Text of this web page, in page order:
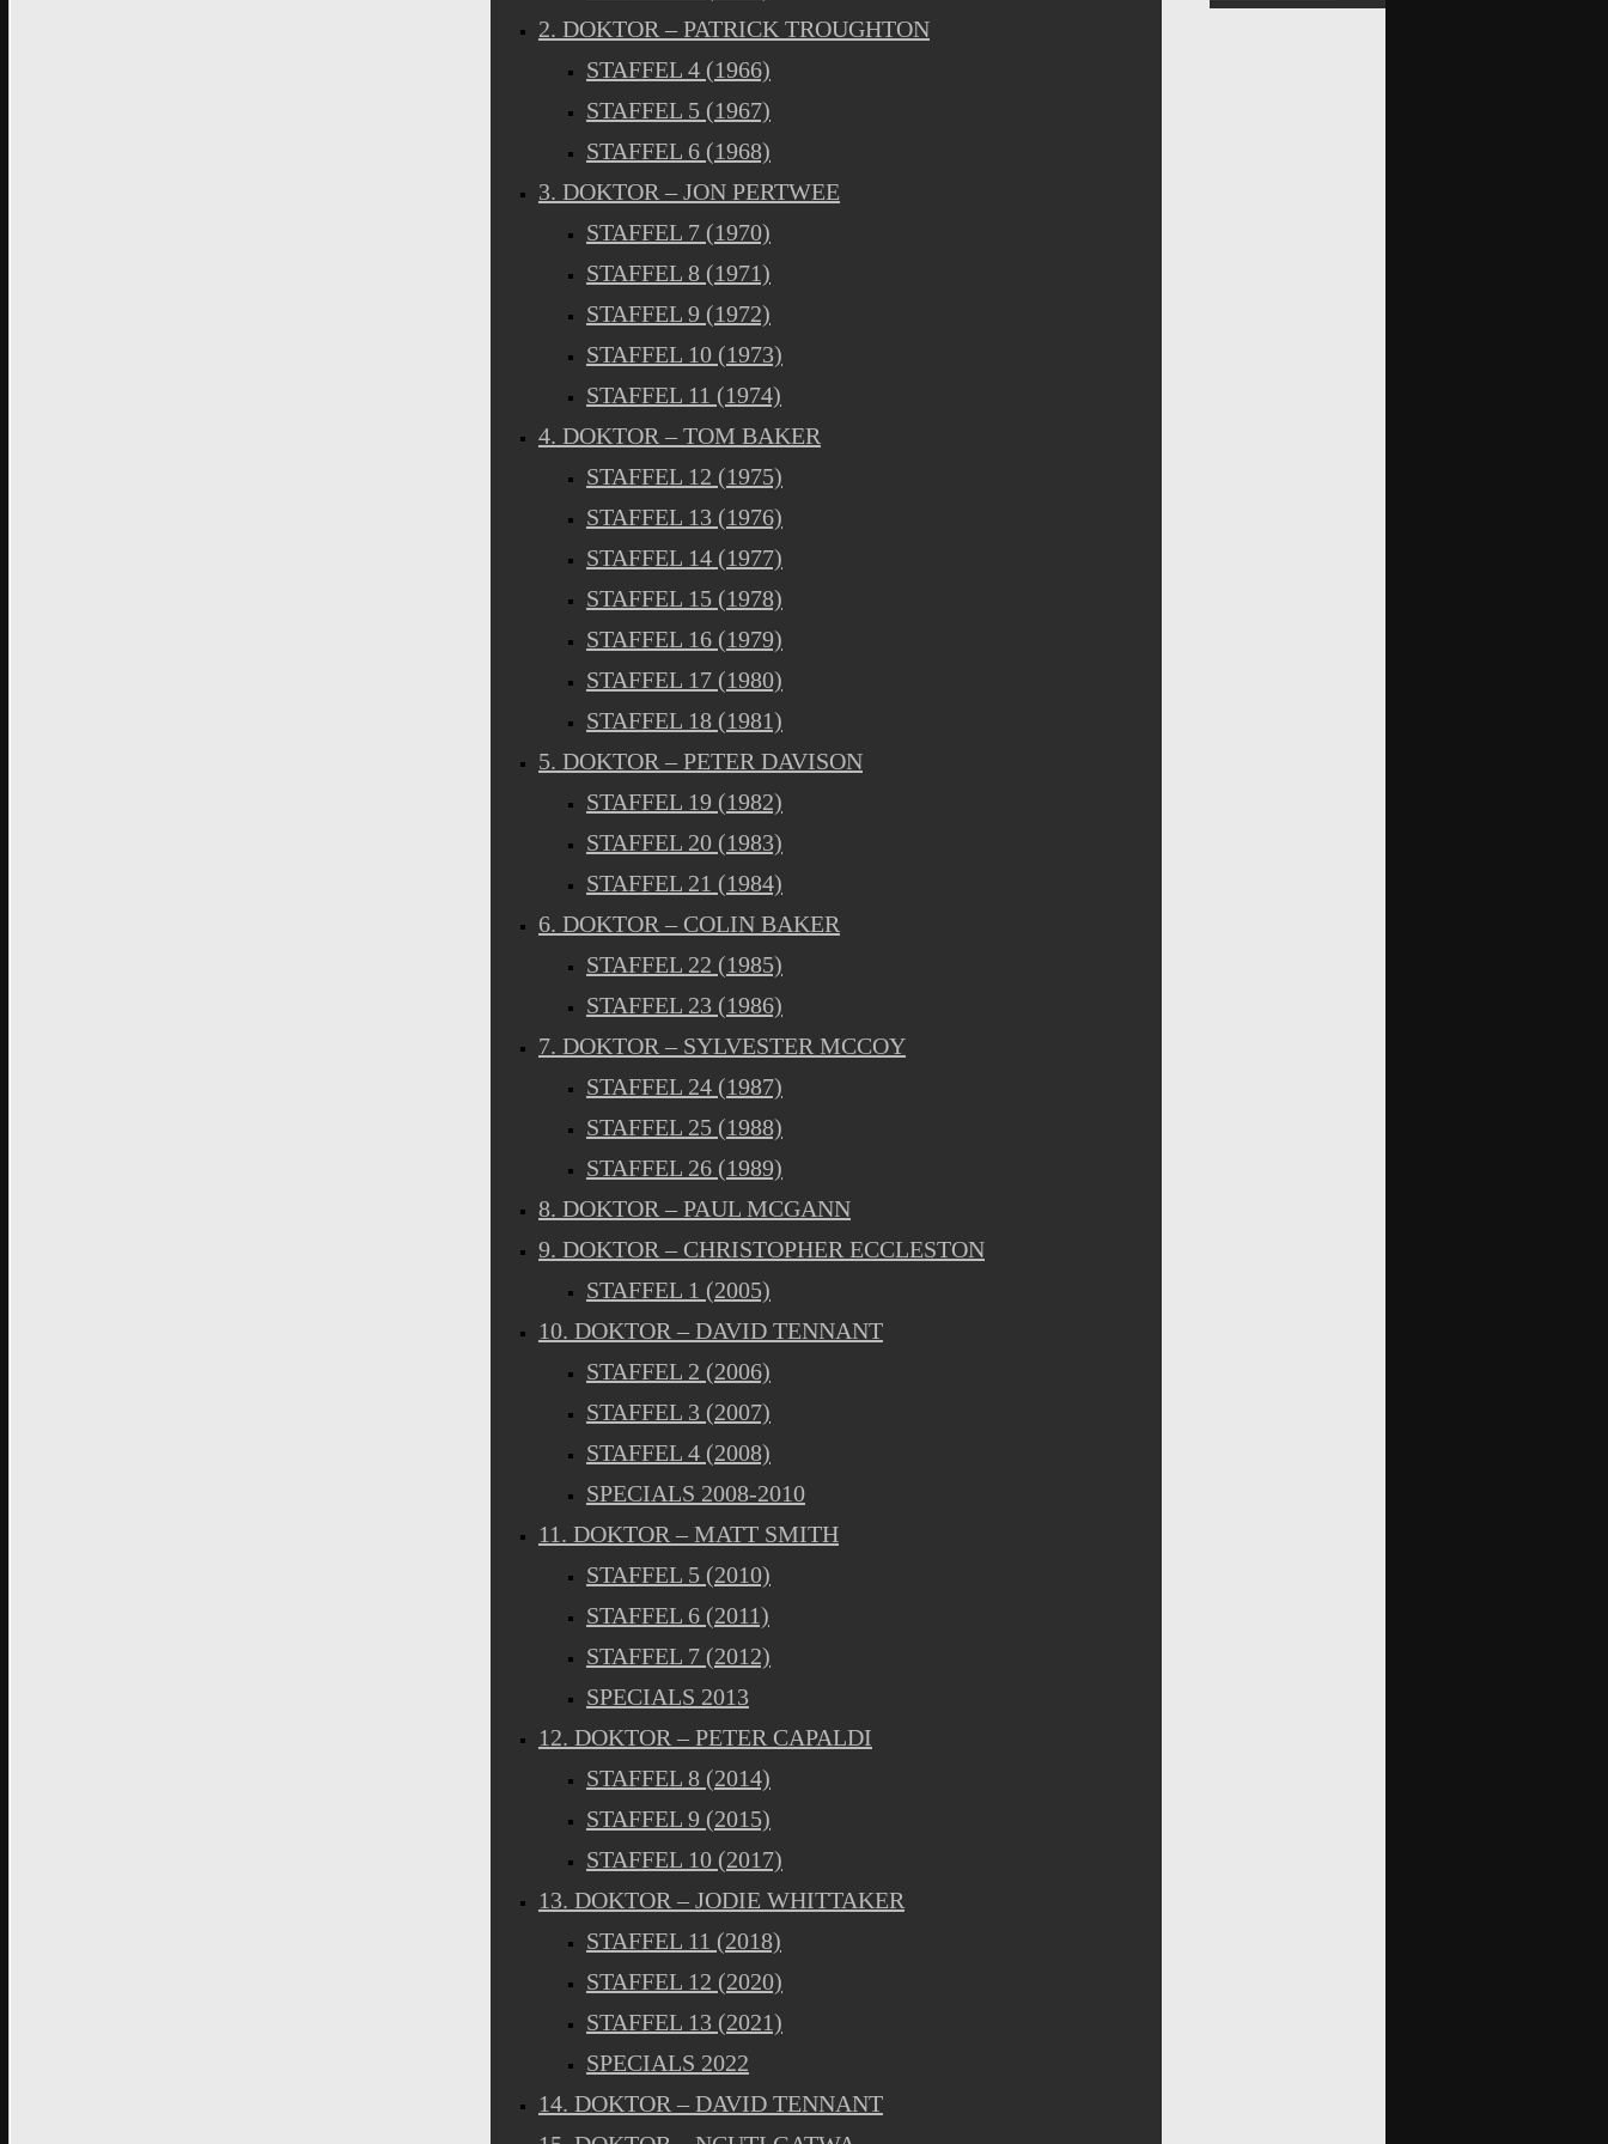
2. DOKTOR – PATRICK TROUGHTON
STAFFEL 4 (1966)
STAFFEL 5 (1967)
STAFFEL 6 (1968)
3. DOKTOR – JON PERTWEE
STAFFEL 7 (1970)
STAFFEL 8 (1971)
STAFFEL 9 (1972)
STAFFEL 10 (1973)
STAFFEL 11 (1974)
4. DOKTOR – TOM BAKER
STAFFEL 12 (1975)
STAFFEL 13 (1976)
STAFFEL 14 (1977)
STAFFEL 15 (1978)
STAFFEL 16 (1979)
STAFFEL 17 (1980)
STAFFEL 18 (1981)
5. DOKTOR – PETER DAVISON
STAFFEL 19 (1982)
STAFFEL 20 (1983)
STAFFEL 21 (1984)
6. DOKTOR – COLIN BAKER
STAFFEL 22 (1985)
STAFFEL 23 (1986)
7. DOKTOR – SYLVESTER MCCOY
STAFFEL 24 (1987)
STAFFEL 25 (1988)
STAFFEL 26 (1989)
8. DOKTOR – PAUL MCGANN
9. DOKTOR – CHRISTOPHER ECCLESTON
STAFFEL 1 (2005)
10. DOKTOR – DAVID TENNANT
STAFFEL 2 (2006)
STAFFEL 3 (2007)
STAFFEL 4 (2008)
SPECIALS 2008-2010
11. DOKTOR – MATT SMITH
STAFFEL 5 (2010)
STAFFEL 6 (2011)
STAFFEL 7 (2012)
SPECIALS 2013
12. DOKTOR – PETER CAPALDI
STAFFEL 8 (2014)
STAFFEL 9 (2015)
STAFFEL 10 (2017)
13. DOKTOR – JODIE WHITTAKER
STAFFEL 11 (2018)
STAFFEL 12 (2020)
STAFFEL 13 (2021)
SPECIALS 2022
14. DOKTOR – DAVID TENNANT